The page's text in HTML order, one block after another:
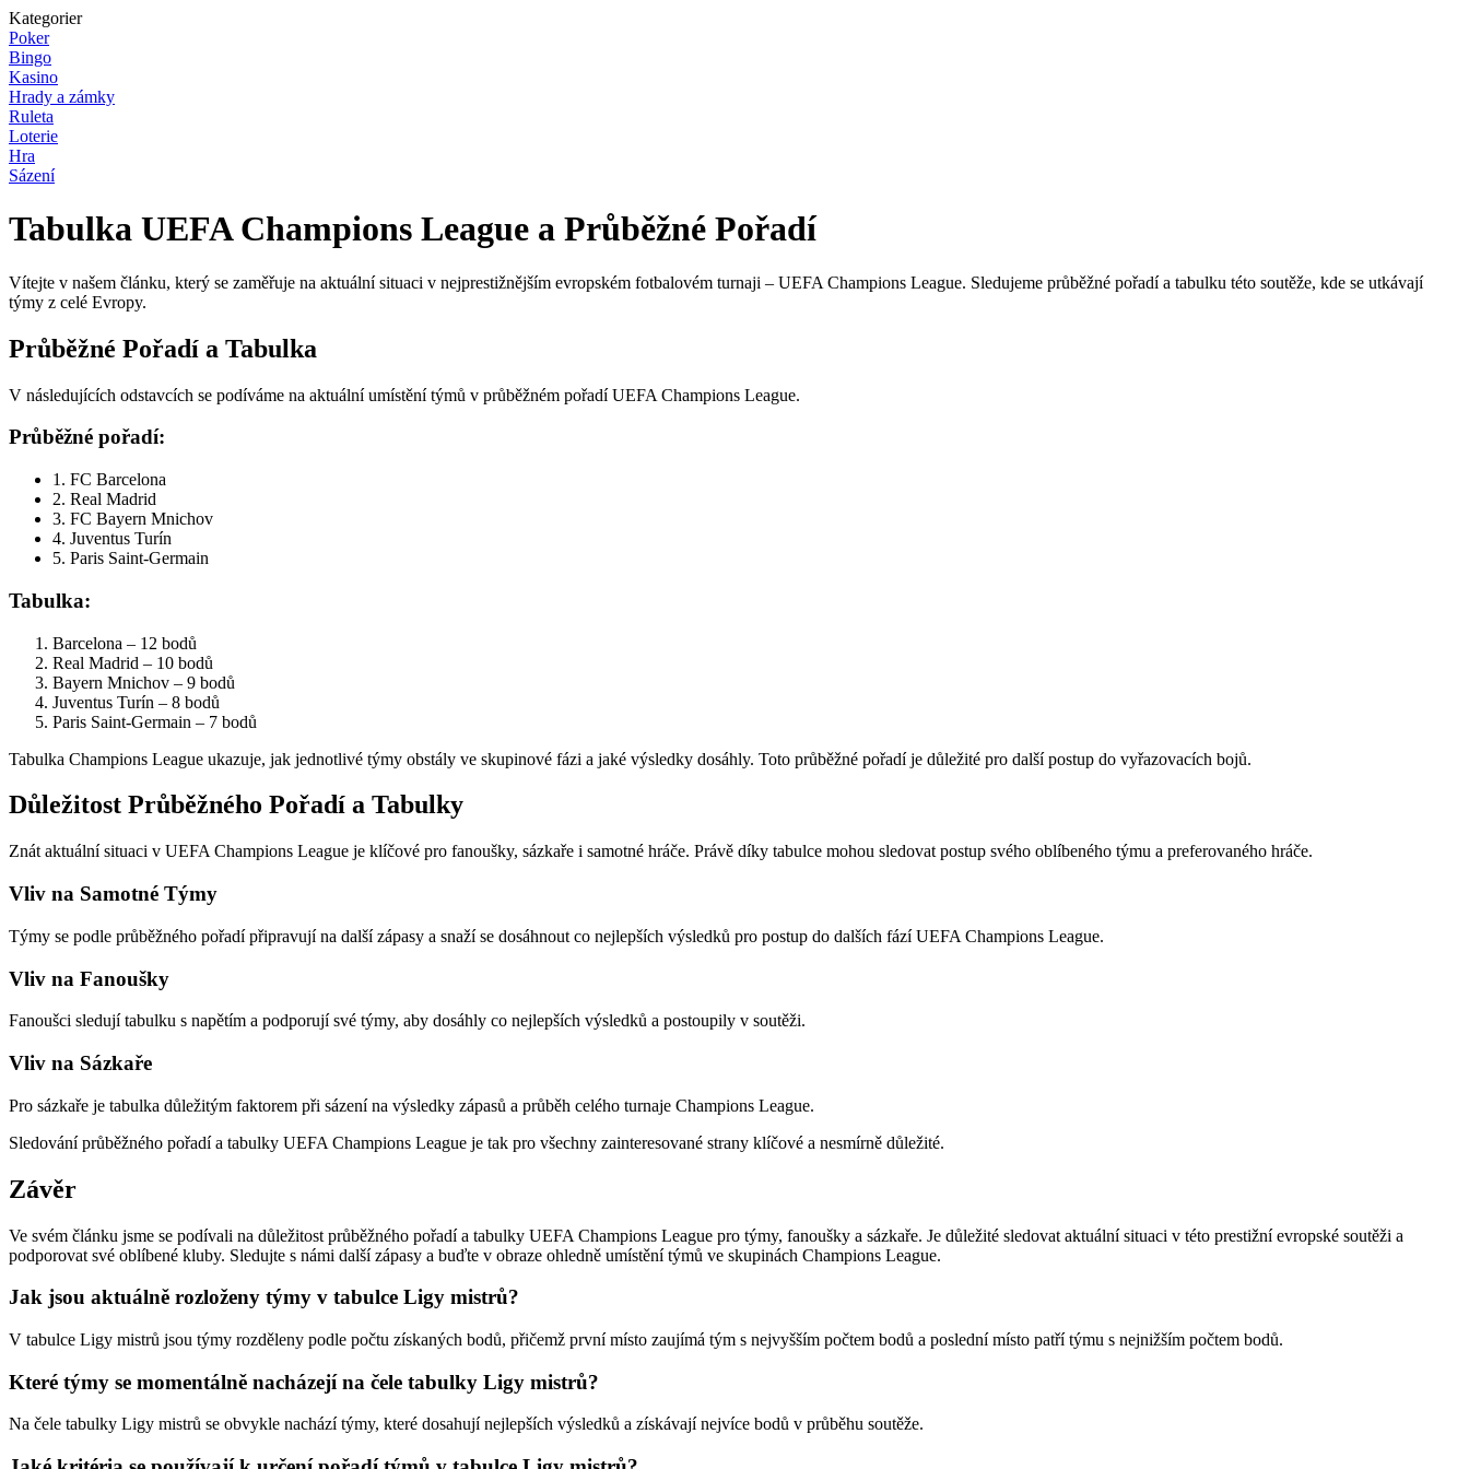
Kategorier
Poker
Bingo
Kasino
Hrady a zámky
Ruleta
Loterie
Hra
Sázení
Tabulka UEFA Champions League a Průběžné Pořadí
Vítejte v našem článku, který se zaměřuje na aktuální situaci v nejprestižnějším evropském fotbalovém turnaji – UEFA Champions League. Sledujeme průběžné pořadí a tabulku této soutěže, kde se utkávají
týmy z celé Evropy.
Průběžné Pořadí a Tabulka
V následujících odstavcích se podíváme na aktuální umístění týmů v průběžném pořadí UEFA Champions League.
Průběžné pořadí:
1. FC Barcelona
2. Real Madrid
3. FC Bayern Mnichov
4. Juventus Turín
5. Paris Saint-Germain
Tabulka:
Barcelona – 12 bodů
Real Madrid – 10 bodů
Bayern Mnichov – 9 bodů
Juventus Turín – 8 bodů
Paris Saint-Germain – 7 bodů
Tabulka Champions League ukazuje, jak jednotlivé týmy obstály ve skupinové fázi a jaké výsledky dosáhly. Toto průběžné pořadí je důležité pro další postup do vyřazovacích bojů.
Důležitost Průběžného Pořadí a Tabulky
Znát aktuální situaci v UEFA Champions League je klíčové pro fanoušky, sázkaře i samotné hráče. Právě díky tabulce mohou sledovat postup svého oblíbeného týmu a preferovaného hráče.
Vliv na Samotné Týmy
Týmy se podle průběžného pořadí připravují na další zápasy a snaží se dosáhnout co nejlepších výsledků pro postup do dalších fází UEFA Champions League.
Vliv na Fanoušky
Fanoušci sledují tabulku s napětím a podporují své týmy, aby dosáhly co nejlepších výsledků a postoupily v soutěži.
Vliv na Sázkaře
Pro sázkaře je tabulka důležitým faktorem při sázení na výsledky zápasů a průběh celého turnaje Champions League.
Sledování průběžného pořadí a tabulky UEFA Champions League je tak pro všechny zainteresované strany klíčové a nesmírně důležité.
Závěr
Ve svém článku jsme se podívali na důležitost průběžného pořadí a tabulky UEFA Champions League pro týmy, fanoušky a sázkaře. Je důležité sledovat aktuální situaci v této prestižní evropské soutěži a
podporovat své oblíbené kluby. Sledujte s námi další zápasy a buďte v obraze ohledně umístění týmů ve skupinách Champions League.
Jak jsou aktuálně rozloženy týmy v tabulce Ligy mistrů?
V tabulce Ligy mistrů jsou týmy rozděleny podle počtu získaných bodů, přičemž první místo zaujímá tým s nejvyšším počtem bodů a poslední místo patří týmu s nejnižším počtem bodů.
Které týmy se momentálně nacházejí na čele tabulky Ligy mistrů?
Na čele tabulky Ligy mistrů se obvykle nachází týmy, které dosahují nejlepších výsledků a získávají nejvíce bodů v průběhu soutěže.